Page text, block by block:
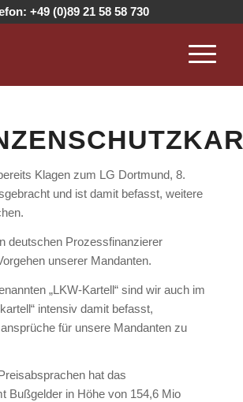
+49 (0)89 21 58 58 730
Klagen zum LG Dortmund, 8.
und ist damit befasst, weitere
deutschen Prozessfinanzierer
unserer Mandanten.
„LKW-Kartell“ sind wir auch im
intensiv damit befasst,
für unsere Mandanten zu
hat das
Bußgelder in Höhe von 154,6 Mio